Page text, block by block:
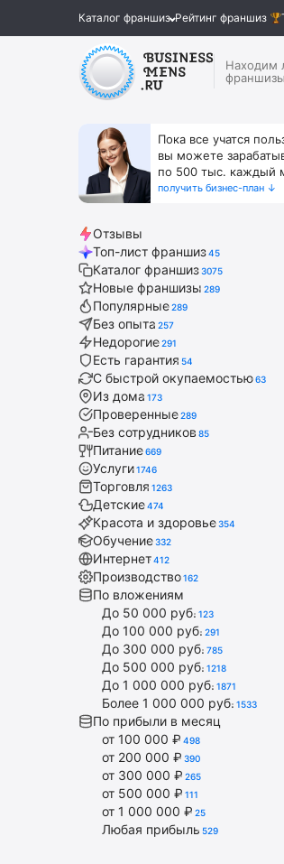
Каталог франшиз Рейтинг франшиз
Находим
Пока все учатся
вы можете
по 500 тыс. каждый
получить бизнес-план ↓
Отзывы
Топ-лист франшиз45
Каталог франшиз3075
Новые франшизы 289
Популярные289
Без опыта 257
Недорогие291
Есть гарантия 54
С быстрой окупаемостью63
Из дома 173
Проверенные289
Без сотрудников 85
Питание669
Услуги1746
Торговля 1263
Детские474
Красота и здоровье354
Обучение332
Интернет412
Производство162
По вложениям
До 50 000 руб. 123
До 100 000 руб. 291
До 300 000 руб. 785
До 500 000 руб. 1218
До 1 000 000 руб. 1871
Более 1 000 000 руб. 1533
По прибыли в месяц
от 100 000 ₽ 498
от 200 000 ₽ 390
от 300 000 ₽ 265
от 500 000 ₽ 111
от 1 000 000 ₽ 25
Любая прибыль 529